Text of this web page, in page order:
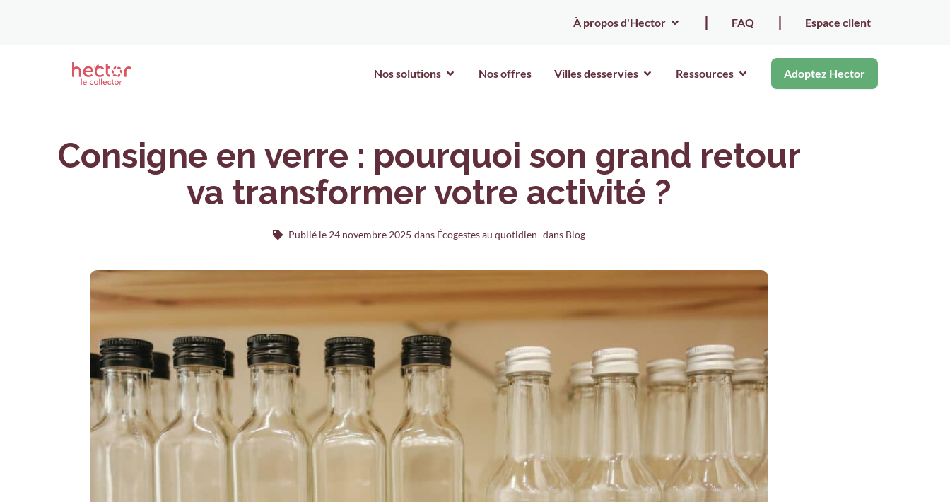
À propos d'Hector FAQ Espace client
Nos solutions Nos offres Villes desservies Ressources Adoptez Hector
Consigne en verre : pourquoi son grand retour
va transformer votre activité ?
Publié le 24 novembre 2025 dans Écogestes au quotidien dans Blog